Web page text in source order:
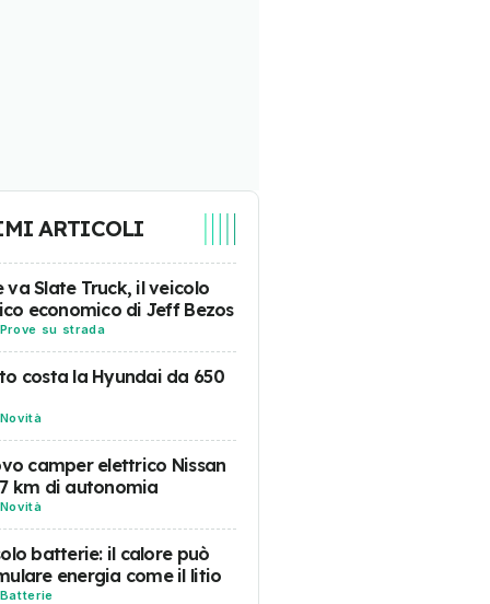
ARTICOLI
va Slate Truck, il veicolo
economico di Jeff Bezos
Prove su strada
costa la Hyundai da 650
Novità
camper elettrico Nissan
km di autonomia
Novità
batterie: il calore può
energia come il litio
Batterie